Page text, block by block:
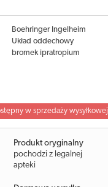
Boehringer Ingelheim
Układ oddechowy
bromek ipratropium
w sprzedaży wysyłkowej
Produkt oryginalny
pochodzi z legalnej
apteki